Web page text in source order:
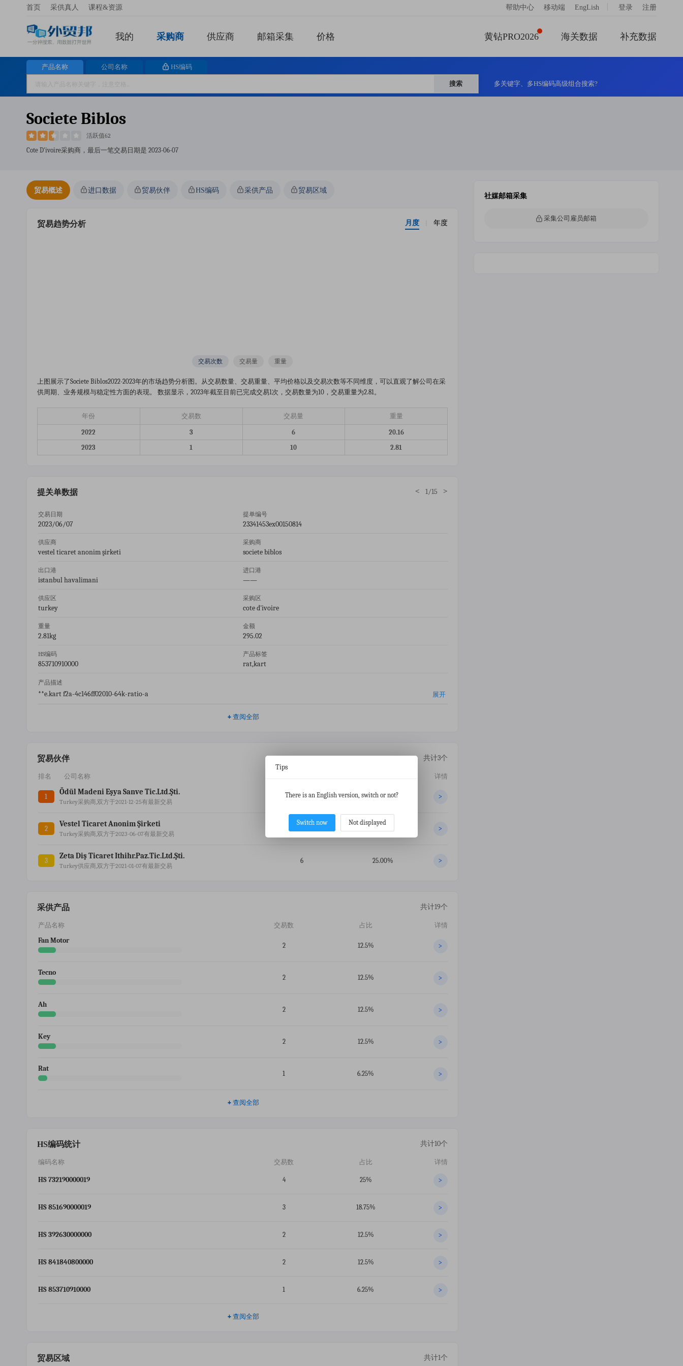
首页 采供真人 课程&资源 帮助中心 移动端 EngLish 登录 注册
我的 采购商 供应商 邮箱采集 价格 黄钻PRO2026 海关数据 补充数据
产品名称 公司名称 HS编码
搜索 多关键字、多HS编码高级组合搜索?
Societe Biblos
活跃值62
Cote D'ivoire采购商，最后一笔交易日期是 2023-06-07
贸易概述 进口数据 贸易伙伴 HS编码 采供产品 贸易区域
贸易趋势分析 月度 年度
交易次数 交易量 重量
上图展示了societe Biblos2022-2023年的市场趋势分析图。从交易数量、交易重量、平均价格以及交易次数等不同维度，可以直观了解公司在采
供周期、业务规模与稳定性方面的表现。 数据显示，2023年截至目前已完成交易1次，交易数量为10，交易重量为2.81。
年份 交易数 交易量 重量
2022 3 6
20.16
2023
1 10 2.81
提关单数据 < 1/15 >
交易日期
2023/06/07
提单编号
23341453ex00150814
供应商
vestel ticaret anonim şirketi
采购商
societe biblos
出口港
istanbul havalimani
进口港
——
供应区
turkey
采购区
cote d'ivoire
重量
2.81kg
金额
295.02
HS编码
853710910000
产品标签
rat,kart
产品描述
**e.kart f2a-4c146ff02010-64k-ratio-a 展开
+ 查阅全部
贸易伙伴 共计3个
排名 公司名称 详情
1
Ödül Madeni Eşya Sanve Tic.ltd.şti.
Turkey采购商,双方于2021-12-25有最新交易
10 41.67% >
2
Vestel Ticaret Anonim Şirketi
Turkey采购商,双方于2023-06-07有最新交易
33.33% >
3
Zeta Diş Ticaret Ithihr.paz.tic.ltd.şti.
Turkey供应商,双方于2021-01-07有最新交易
6 25.00% >
采供产品 共计19个
产品名称 交易数 占比 详情
Fan Motor
2 12.5% >
Tecno
2 12.5% >
Ah
2 12.5% >
Key
2 12.5% >
Rat
1 6.25% >
+ 查阅全部
HS编码统计 共计10个
编码名称 交易数 占比 详情
HS 732190000019 4 25% >
HS 851690000019 3 18.75% >
HS 392630000000 2 12.5% >
HS 841840800000 2 12.5% >
HS 853710910000 1 6.25% >
+ 查阅全部
贸易区域 共计1个
社媒邮箱采集
采集公司雇员邮箱
Tips
There is an English version, switch or not?
Switch now Not displayed